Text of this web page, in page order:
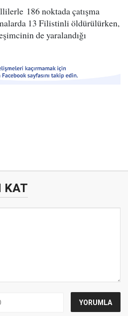
186 noktada çatışma
13 Filistinli öldürülürken,
de yaralandığı
KAT